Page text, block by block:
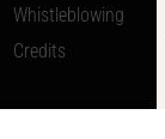
Whistleblowing
Credits